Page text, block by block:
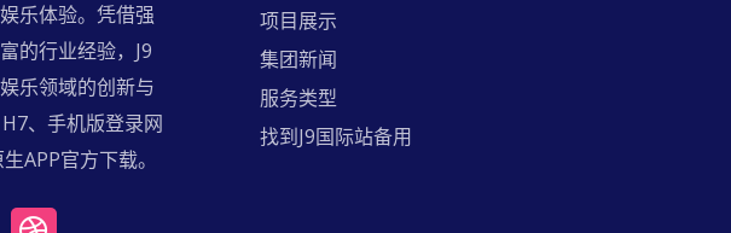
乐体验。凭借强
的行业经验，J9
乐领域的创新与
、手机版登录网
APP官方下载。
项目展示
集团新闻
服务类型
找到J9国际站备用